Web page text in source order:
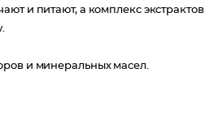
и питают, а комплекс экстрактов
и минеральных масел.